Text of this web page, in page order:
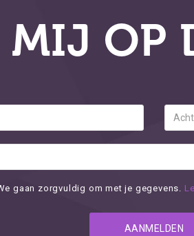
OP
gaan zorgvuldig om met je gegevens.